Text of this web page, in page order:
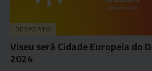
DESPORTO
Viseu será Cidade Europeia do
2024